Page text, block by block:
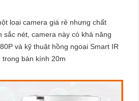
loại camera giá rẻ nhưng chất
và kỹ thuật hồng ngoại Smart IR
bán kính 20m